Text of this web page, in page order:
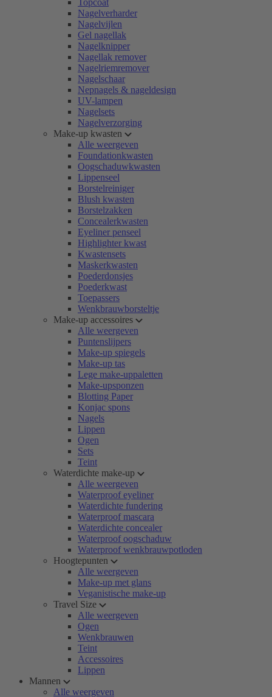
Topcoat
Nagelverharder
Nagelvijlen
Gel nagellak
Nagelknipper
Nagellak remover
Nagelriemremover
Nagelschaar
Nepnagels & nageldesign
UV-lampen
Nagelsets
Nagelverzorging
Make-up kwasten
Alle weergeven
Foundationkwasten
Oogschaduwkwasten
Lippenseel
Borstelreiniger
Blush kwasten
Borstelzakken
Concealerkwasten
Eyeliner penseel
Highlighter kwast
Kwastensets
Maskerkwasten
Poederdonsjes
Poederkwast
Toepassers
Wenkbrauwborsteltje
Make-up accessoires
Alle weergeven
Puntenslijpers
Make-up spiegels
Make-up tas
Lege make-uppaletten
Make-upsponzen
Blotting Paper
Konjac spons
Nagels
Lippen
Ogen
Sets
Teint
Waterdichte make-up
Alle weergeven
Waterproof eyeliner
Waterdichte fundering
Waterproof mascara
Waterdichte concealer
Waterproof oogschaduw
Waterproof wenkbrauwpotloden
Hoogtepunten
Alle weergeven
Make-up met glans
Veganistische make-up
Travel Size
Alle weergeven
Ogen
Wenkbrauwen
Teint
Accessoires
Lippen
Mannen
Alle weergeven